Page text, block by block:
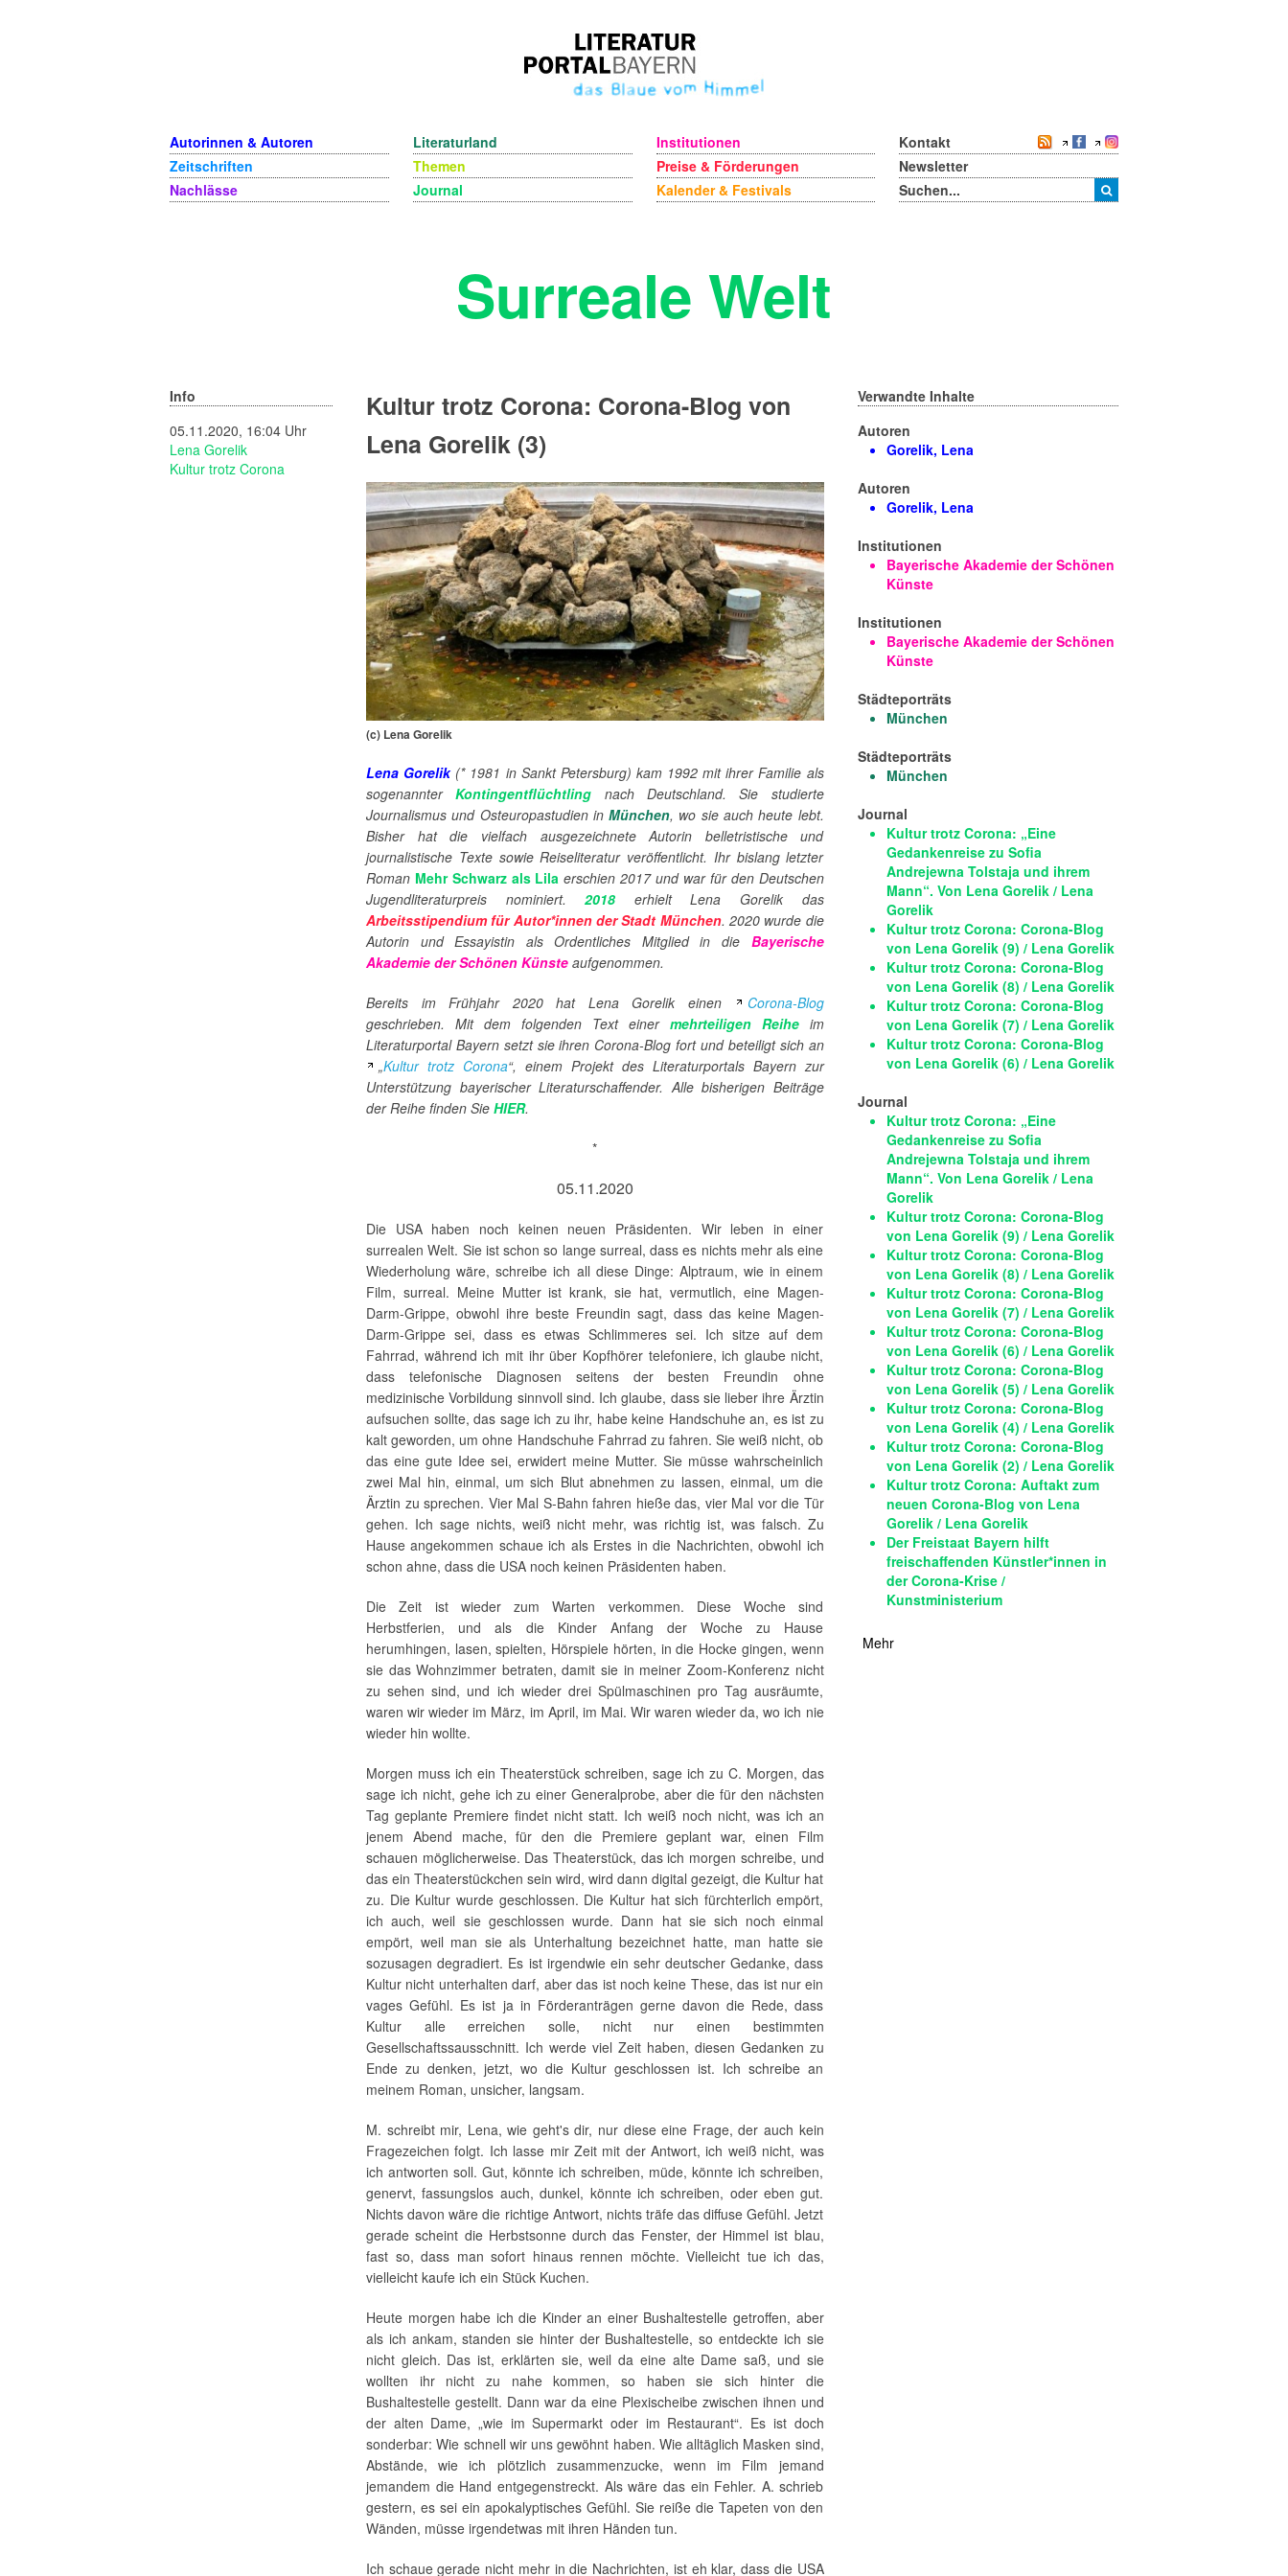
Autorinnen & Autoren
Zeitschriften
Nachlässe
Literaturland
Themen
Journal
Institutionen
Preise & Förderungen
Kalender & Festivals
Kontakt
Newsletter
Surreale Welt
Info
05.11.2020, 16:04 Uhr
Lena Gorelik
Kultur trotz Corona
Kultur trotz Corona: Corona-Blog von
Lena Gorelik (3)
(c) Lena Gorelik
Lena Gorelik(* 1981 in Sankt Petersburg) kam 1992 mit ihrer Familie als
sogenannterKontingentflüchtling nach Deutschland. Sie studierte
Journalismus und Osteuropastudien inMünchen, wo sie auch heute lebt.
Bisher hat die vielfach ausgezeichnete Autorin belletristische und
journalistische Texte sowie Reiseliteratur veröffentlicht. Ihr bislang letzter
Roman Mehr Schwarz als Lila erschien 2017 und war für den Deutschen
Jugendliteraturpreis nominiert.2018 erhielt Lena Gorelik das
Arbeitsstipendium für Autor*innen der Stadt München. 2020 wurde die
Autorin und Essayistin als Ordentliches Mitglied in die Bayerische
Akademie der Schönen Künste aufgenommen.
Bereits im Frühjahr 2020 hat Lena Gorelik einen
Corona-Blog
geschrieben. Mit dem folgenden Text einer mehrteiligen Reiheim
Literaturportal Bayern setzt sie ihren Corona-Blog fort und beteiligt sich an
„Kultur trotz Corona“, einem Projekt des Literaturportals Bayern zur
Unterstützung bayerischer Literaturschaffender. Alle bisherigen Beiträge
der Reihe finden Sie HIER.
*
05.11.2020
Die USA haben noch keinen neuen Präsidenten. Wir leben in einer
surrealen Welt. Sie ist schon so lange surreal, dass es nichts mehr als eine
Wiederholung wäre, schreibe ich all diese Dinge: Alptraum, wie in einem
Film, surreal. Meine Mutter ist krank, sie hat, vermutlich, eine Magen-
Darm-Grippe, obwohl ihre beste Freundin sagt, dass das keine Magen-
Darm-Grippe sei, dass es etwas Schlimmeres sei. Ich sitze auf dem
Fahrrad, während ich mit ihr über Kopfhörer telefoniere, ich glaube nicht,
dass telefonische Diagnosen seitens der besten Freundin ohne
medizinische Vorbildung sinnvoll sind. Ich glaube, dass sie lieber ihre Ärztin
aufsuchen sollte, das sage ich zu ihr, habe keine Handschuhe an, es ist zu
kalt geworden, um ohne Handschuhe Fahrrad zu fahren. Sie weiß nicht, ob
das eine gute Idee sei, erwidert meine Mutter. Sie müsse wahrscheinlich
zwei Mal hin, einmal, um sich Blut abnehmen zu lassen, einmal, um die
Ärztin zu sprechen. Vier Mal S-Bahn fahren hieße das, vier Mal vor die Tür
gehen. Ich sage nichts, weiß nicht mehr, was richtig ist, was falsch. Zu
Hause angekommen schaue ich als Erstes in die Nachrichten, obwohl ich
schon ahne, dass die USA noch keinen Präsidenten haben.
Die Zeit ist wieder zum Warten verkommen. Diese Woche sind
Herbstferien, und als die Kinder Anfang der Woche zu Hause
herumhingen, lasen, spielten, Hörspiele hörten, in die Hocke gingen, wenn
sie das Wohnzimmer betraten, damit sie in meiner Zoom-Konferenz nicht
zu sehen sind, und ich wieder drei Spülmaschinen pro Tag ausräumte,
waren wir wieder im März, im April, im Mai. Wir waren wieder da, wo ich nie
wieder hin wollte.
Morgen muss ich ein Theaterstück schreiben, sage ich zu C. Morgen, das
sage ich nicht, gehe ich zu einer Generalprobe, aber die für den nächsten
Tag geplante Premiere findet nicht statt. Ich weiß noch nicht, was ich an
jenem Abend mache, für den die Premiere geplant war, einen Film
schauen möglicherweise. Das Theaterstück, das ich morgen schreibe, und
das ein Theaterstückchen sein wird, wird dann digital gezeigt, die Kultur hat
zu. Die Kultur wurde geschlossen. Die Kultur hat sich fürchterlich empört,
ich auch, weil sie geschlossen wurde. Dann hat sie sich noch einmal
empört, weil man sie als Unterhaltung bezeichnet hatte, man hatte sie
sozusagen degradiert. Es ist irgendwie ein sehr deutscher Gedanke, dass
Kultur nicht unterhalten darf, aber das ist noch keine These, das ist nur ein
vages Gefühl. Es ist ja in Förderanträgen gerne davon die Rede, dass
Kultur alle erreichen solle, nicht nur einen bestimmten
Gesellschaftssausschnitt. Ich werde viel Zeit haben, diesen Gedanken zu
Ende zu denken, jetzt, wo die Kultur geschlossen ist. Ich schreibe an
meinem Roman, unsicher, langsam.
M. schreibt mir, Lena, wie geht's dir, nur diese eine Frage, der auch kein
Fragezeichen folgt. Ich lasse mir Zeit mit der Antwort, ich weiß nicht, was
ich antworten soll. Gut, könnte ich schreiben, müde, könnte ich schreiben,
genervt, fassungslos auch, dunkel, könnte ich schreiben, oder eben gut.
Nichts davon wäre die richtige Antwort, nichts träfe das diffuse Gefühl. Jetzt
gerade scheint die Herbstsonne durch das Fenster, der Himmel ist blau,
fast so, dass man sofort hinaus rennen möchte. Vielleicht tue ich das,
vielleicht kaufe ich ein Stück Kuchen.
Heute morgen habe ich die Kinder an einer Bushaltestelle getroffen, aber
als ich ankam, standen sie hinter der Bushaltestelle, so entdeckte ich sie
nicht gleich. Das ist, erklärten sie, weil da eine alte Dame saß, und sie
wollten ihr nicht zu nahe kommen, so haben sie sich hinter die
Bushaltestelle gestellt. Dann war da eine Plexischeibe zwischen ihnen und
der alten Dame, „wie im Supermarkt oder im Restaurant“. Es ist doch
sonderbar: Wie schnell wir uns gewöhnt haben. Wie alltäglich Masken sind,
Abstände, wie ich plötzlich zusammenzucke, wenn im Film jemand
jemandem die Hand entgegenstreckt. Als wäre das ein Fehler. A. schrieb
gestern, es sei ein apokalyptisches Gefühl. Sie reiße die Tapeten von den
Wänden, müsse irgendetwas mit ihren Händen tun.
Ich schaue gerade nicht mehr in die Nachrichten, ist eh klar, dass die USA
Verwandte Inhalte
Autoren
Gorelik, Lena
Autoren
Gorelik, Lena
Institutionen
Bayerische Akademie der Schönen
Künste
Institutionen
Bayerische Akademie der Schönen
Künste
Städteporträts
München
Städteporträts
München
Journal
Kultur trotz Corona: „Eine
Gedankenreise zu Sofia
Andrejewna Tolstaja und ihrem
Mann“. Von Lena Gorelik / Lena
Gorelik
Kultur trotz Corona: Corona-Blog
von Lena Gorelik (9) / Lena Gorelik
Kultur trotz Corona: Corona-Blog
von Lena Gorelik (8) / Lena Gorelik
Kultur trotz Corona: Corona-Blog
von Lena Gorelik (7) / Lena Gorelik
Kultur trotz Corona: Corona-Blog
von Lena Gorelik (6) / Lena Gorelik
Journal
Kultur trotz Corona: „Eine
Gedankenreise zu Sofia
Andrejewna Tolstaja und ihrem
Mann“. Von Lena Gorelik / Lena
Gorelik
Kultur trotz Corona: Corona-Blog
von Lena Gorelik (9) / Lena Gorelik
Kultur trotz Corona: Corona-Blog
von Lena Gorelik (8) / Lena Gorelik
Kultur trotz Corona: Corona-Blog
von Lena Gorelik (7) / Lena Gorelik
Kultur trotz Corona: Corona-Blog
von Lena Gorelik (6) / Lena Gorelik
Kultur trotz Corona: Corona-Blog
von Lena Gorelik (5) / Lena Gorelik
Kultur trotz Corona: Corona-Blog
von Lena Gorelik (4) / Lena Gorelik
Kultur trotz Corona: Corona-Blog
von Lena Gorelik (2) / Lena Gorelik
Kultur trotz Corona: Auftakt zum
neuen Corona-Blog von Lena
Gorelik / Lena Gorelik
Der Freistaat Bayern hilft
freischaffenden Künstler*innen in
der Corona-Krise /
Kunstministerium
Mehr